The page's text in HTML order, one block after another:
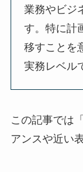
業務やビジ
す。特に計
移すことを
実務レベル
この記事では
アンスや近い